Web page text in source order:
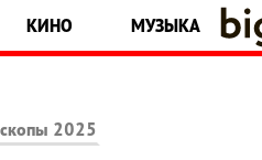
КИНО МУЗЫКА
2025